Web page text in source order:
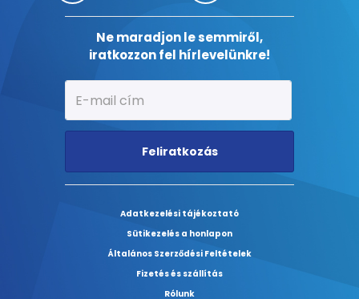
Ne maradjon le semmiről,
iratkozzon fel hírlevelünkre!
Feliratkozás
Adatkezelési tájékoztató
Sütikezelés a honlapon
Általános Szerződési Feltételek
Fizetés és szállítás
Rólunk